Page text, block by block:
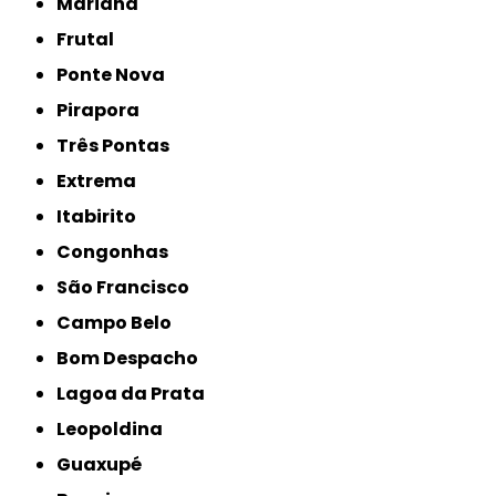
Frutal
Ponte Nova
Pirapora
Três Pontas
Extrema
Itabirito
Congonhas
São Francisco
Campo Belo
Bom Despacho
Lagoa da Prata
Leopoldina
Guaxupé